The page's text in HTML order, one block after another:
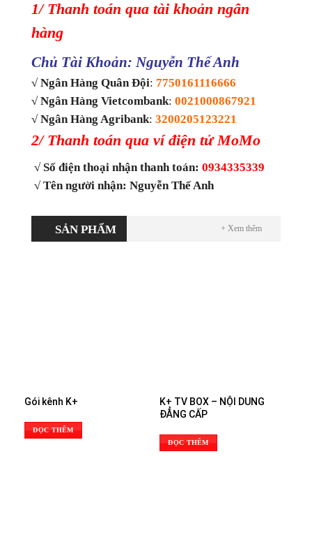
1/ Thanh toán qua tài khoản ngân
hàng
Chủ Tài Khoản: Nguyễn Thế Anh
√ Ngân Hàng Quân Đội: 7750161116666
√ Ngân Hàng Vietcombank: 0021000867921
√ Ngân Hàng Agribank: 3200205123221
2/ Thanh toán qua ví điện tử MoMo
√ Số điện thoại nhận thanh toán: 0934335339
√ Tên người nhận: Nguyễn Thế Anh
SẢN PHẨM + Xem thêm
Gói kênh K+
ĐỌC THÊM
K+ TV BOX – NỘI DUNG
ĐẲNG CẤP
ĐỌC THÊM